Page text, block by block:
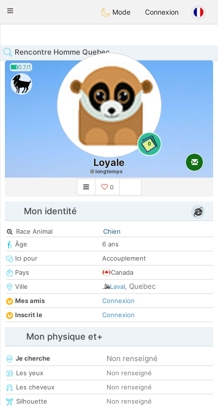
Animour
Toggle
Mode Connexion
Rencontre Homme Quebec
0.7/1
0
Loyale
longtemps
0
Mon identité
Race Animal
Chien
Âge
6 ans
Ici pour
Accouplement
Pays
Canada
Ville
Laval, Quebec
Mes amis
Connexion
Inscrit le
Connexion
Mon physique et+
Je cherche Non renseigné
Les yeux
Non renseigné
Les cheveux
Non renseigné
Silhouette
Non renseigné